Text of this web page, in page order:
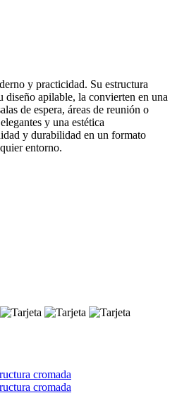
y practicidad. Su estructura
diseño apilable, la convierten en una
de espera, áreas de reunión o
y una estética
y durabilidad en un formato
entorno.